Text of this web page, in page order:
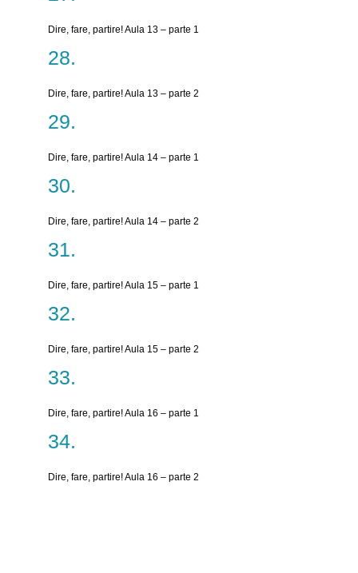
Dire, fare, partire! Aula 13 – parte 1
Dire, fare, partire! Aula 13 – parte 2
Dire, fare, partire! Aula 14 – parte 1
Dire, fare, partire! Aula 14 – parte 2
Dire, fare, partire! Aula 15 – parte 1
Dire, fare, partire! Aula 15 – parte 2
Dire, fare, partire! Aula 16 – parte 1
Dire, fare, partire! Aula 16 – parte 2